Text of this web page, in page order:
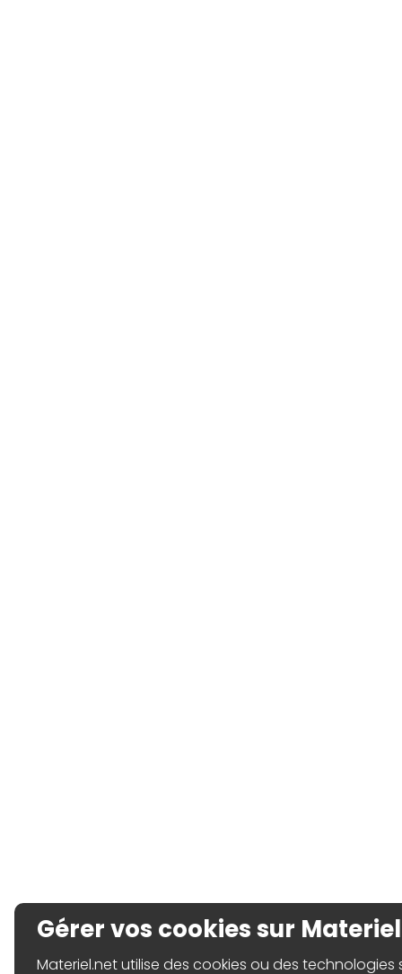
Gérer vos cookies sur
Materiel.net utilise des cookies ou des technologies